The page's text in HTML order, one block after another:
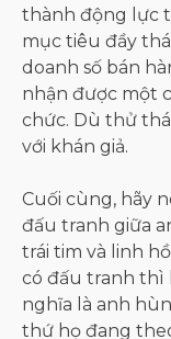
thành động lực
mục tiêu đầy
doanh số bán
nhận được một
chức. Dù thử
với khán giả.
Cuối cùng, hãy
đấu tranh giữa
trái tim và linh
có đấu tranh thì
nghĩa là anh
thứ họ đang